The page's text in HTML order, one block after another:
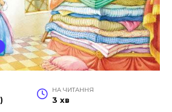
НА ЧИТАННЯ
3 хв